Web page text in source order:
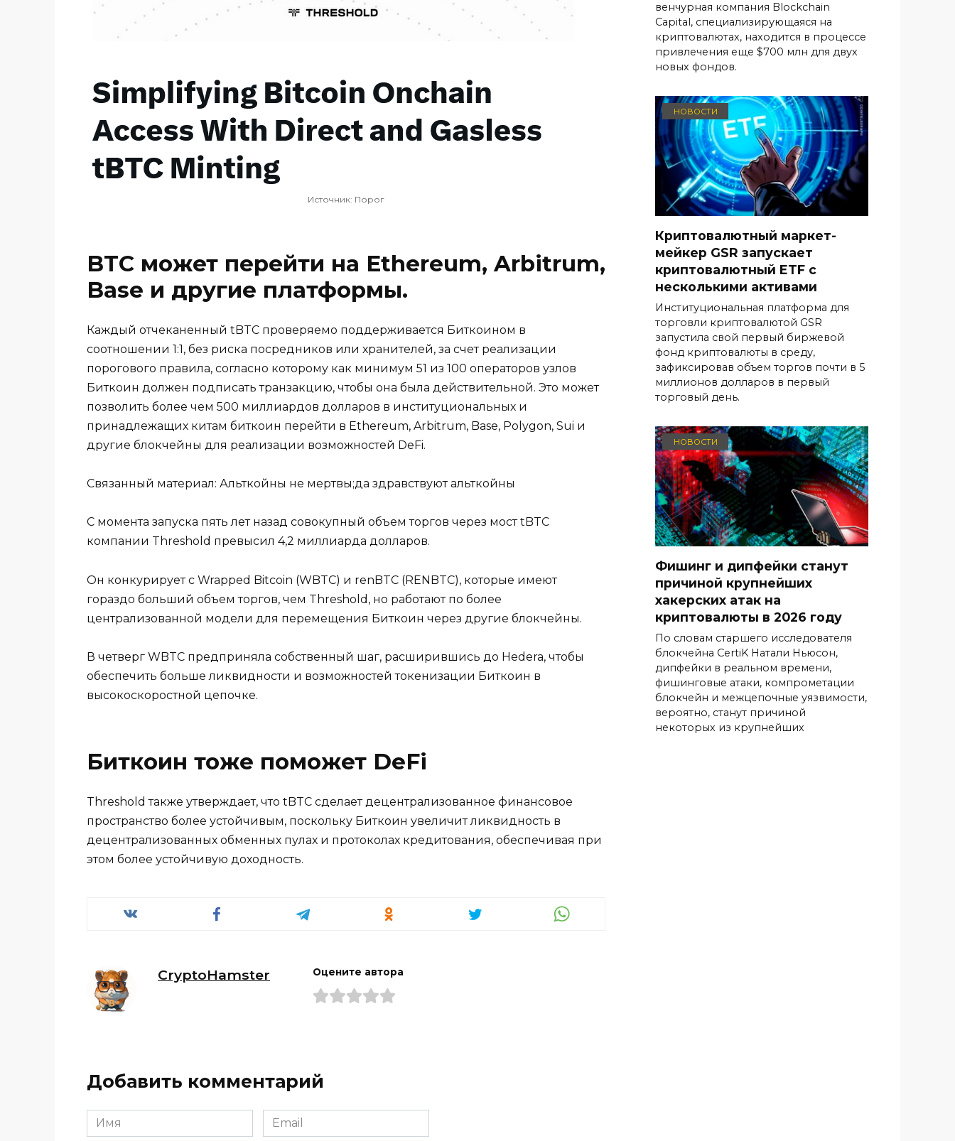
Источник: Порог
BTC может перейти на Ethereum, Arbitrum,
Base и другие платформы.
Каждый отчеканенный tBTC проверяемо поддерживается Биткоином в
соотношении 1:1, без риска посредников или хранителей, за счет реализации
порогового правила, согласно которому как минимум 51 из 100 операторов узлов
Биткоин должен подписать транзакцию, чтобы она была действительной. Это может
позволить более чем 500 миллиардов долларов в институциональных и
принадлежащих китам биткоин перейти в Ethereum, Arbitrum, Base, Polygon, Sui и
другие блокчейны для реализации возможностей DeFi.
Связанный материал: Альткойны не мертвы;да здравствуют альткойны
С момента запуска пять лет назад совокупный объем торгов через мост tBTC
компании Threshold превысил 4,2 миллиарда долларов.
Он конкурирует с Wrapped Bitcoin (WBTC) и renBTC (RENBTC), которые имеют
гораздо больший объем торгов, чем Threshold, но работают по более
централизованной модели для перемещения Биткоин через другие блокчейны.
В четверг WBTC предприняла собственный шаг, расширившись до Hedera, чтобы
обеспечить больше ликвидности и возможностей токенизации Биткоин в
высокоскоростной цепочке.
Биткоин тоже поможет DeFi
Threshold также утверждает, что tBTC сделает децентрализованное финансовое
пространство более устойчивым, поскольку Биткоин увеличит ликвидность в
децентрализованных обменных пулах и протоколах кредитования, обеспечивая при
этом более устойчивую доходность.
CryptoHamster Оцените автора
Добавить комментарий
Имя
*
Email
*
венчурная компания Blockchain
Capital, специализирующаяся на
криптовалютах, находится в процессе
привлечения еще $700 млн для двух
новых фондов.
НОВОСТИ
Криптовалютный маркет-
мейкер GSR запускает
криптовалютный ETF с
несколькими активами
Институциональная платформа для
торговли криптовалютой GSR
запустила свой первый биржевой
фонд криптовалюты в среду,
зафиксировав объем торгов почти в 5
миллионов долларов в первый
торговый день.
НОВОСТИ
Фишинг и дипфейки станут
причиной крупнейших
хакерских атак на
криптовалюты в 2026 году
По словам старшего исследователя
блокчейна CertiK Натали Ньюсон,
дипфейки в реальном времени,
фишинговые атаки, компрометации
блокчейн и межцепочные уязвимости,
вероятно, станут причиной
некоторых из крупнейших